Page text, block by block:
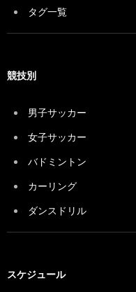
タグ一覧
競技別
男子サッカー
女子サッカー
バドミントン
カーリング
ダンスドリル
スケジュール